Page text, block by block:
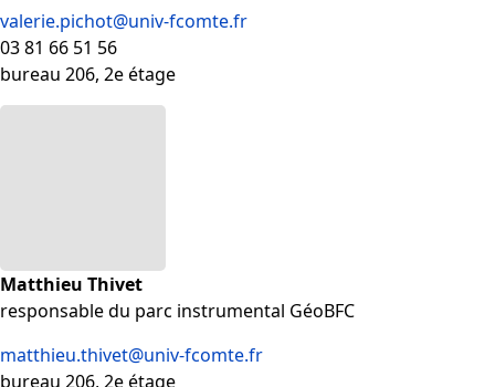
valerie.pichot@univ-fcomte.fr
03 81 66 51 56
bureau 206, 2e étage
Matthieu Thivet
responsable du parc instrumental GéoBFC
matthieu.thivet@univ-fcomte.fr
bureau 206, 2e étage